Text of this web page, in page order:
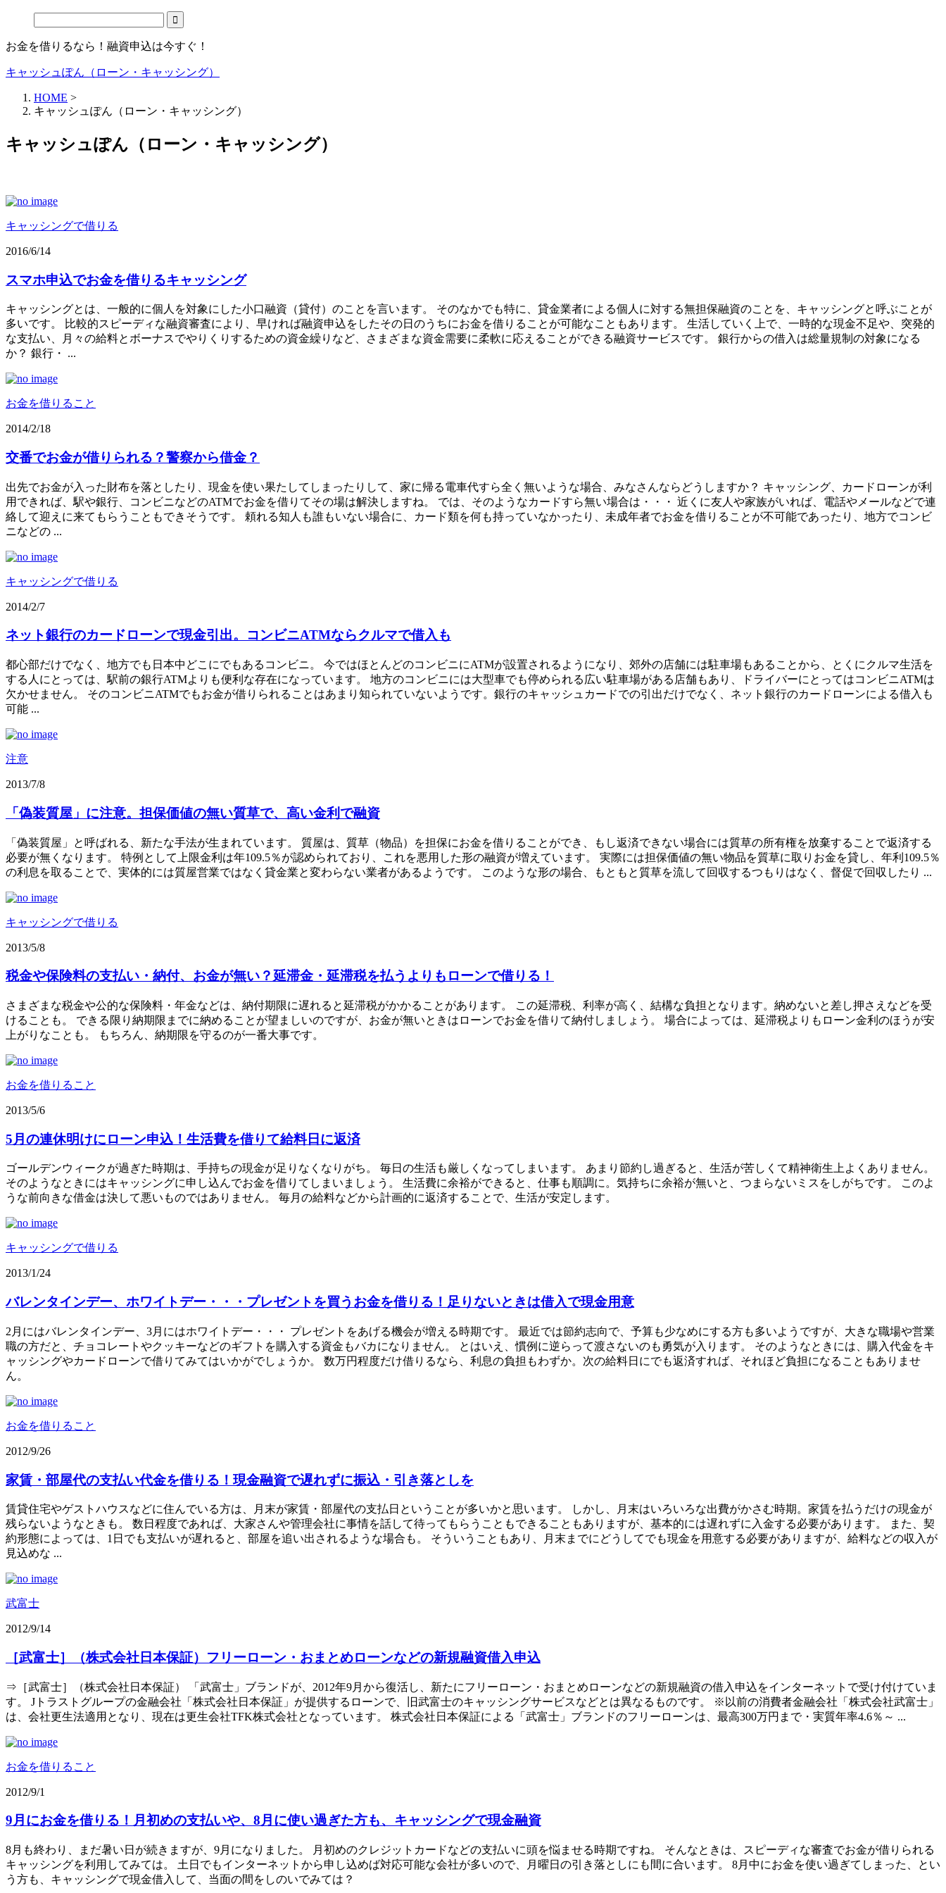
お金を借りるなら！融資申込は今すぐ！
キャッシュぽん（ローン・キャッシング）
HOME >
キャッシュぽん（ローン・キャッシング）
キャッシュぽん（ローン・キャッシング）
キャッシングで借りる
2016/6/14
スマホ申込でお金を借りるキャッシング
キャッシングとは、一般的に個人を対象にした小口融資（貸付）のことを言います。 そのなかでも特に、貸金業者による個人に対する無担保融資のことを、キャッシングと呼ぶことが
多いです。 比較的スピーディな融資審査により、早ければ融資申込をしたその日のうちにお金を借りることが可能なこともあります。 生活していく上で、一時的な現金不足や、突発的
な支払い、月々の給料とボーナスでやりくりするための資金繰りなど、さまざまな資金需要に柔軟に応えることができる融資サービスです。 銀行からの借入は総量規制の対象になる
か？ 銀行・ ...
お金を借りること
2014/2/18
交番でお金が借りられる？警察から借金？
出先でお金が入った財布を落としたり、現金を使い果たしてしまったりして、家に帰る電車代すら全く無いような場合、みなさんならどうしますか？ キャッシング、カードローンが利
用できれば、駅や銀行、コンビニなどのATMでお金を借りてその場は解決しますね。 では、そのようなカードすら無い場合は・・・ 近くに友人や家族がいれば、電話やメールなどで連
絡して迎えに来てもらうこともできそうです。 頼れる知人も誰もいない場合に、カード類を何も持っていなかったり、未成年者でお金を借りることが不可能であったり、地方でコンビ
ニなどの ...
キャッシングで借りる
2014/2/7
ネット銀行のカードローンで現金引出。コンビニATMならクルマで借入も
都心部だけでなく、地方でも日本中どこにでもあるコンビニ。 今ではほとんどのコンビニにATMが設置されるようになり、郊外の店舗には駐車場もあることから、とくにクルマ生活を
する人にとっては、駅前の銀行ATMよりも便利な存在になっています。 地方のコンビニには大型車でも停められる広い駐車場がある店舗もあり、ドライバーにとってはコンビニATMは
欠かせません。 そのコンビニATMでもお金が借りられることはあまり知られていないようです。銀行のキャッシュカードでの引出だけでなく、ネット銀行のカードローンによる借入も
可能 ...
注意
2013/7/8
「偽装質屋」に注意。担保価値の無い質草で、高い金利で融資
「偽装質屋」と呼ばれる、新たな手法が生まれています。 質屋は、質草（物品）を担保にお金を借りることができ、もし返済できない場合には質草の所有権を放棄することで返済する
必要が無くなります。 特例として上限金利は年109.5％が認められており、これを悪用した形の融資が増えています。 実際には担保価値の無い物品を質草に取りお金を貸し、年利109.5％
の利息を取ることで、実体的には質屋営業ではなく貸金業と変わらない業者があるようです。 このような形の場合、もともと質草を流して回収するつもりはなく、督促で回収したり ...
キャッシングで借りる
2013/5/8
税金や保険料の支払い・納付、お金が無い？延滞金・延滞税を払うよりもローンで借りる！
さまざまな税金や公的な保険料・年金などは、納付期限に遅れると延滞税がかかることがあります。 この延滞税、利率が高く、結構な負担となります。納めないと差し押さえなどを受
けることも。 できる限り納期限までに納めることが望ましいのですが、お金が無いときはローンでお金を借りて納付しましょう。 場合によっては、延滞税よりもローン金利のほうが安
上がりなことも。 もちろん、納期限を守るのが一番大事です。
お金を借りること
2013/5/6
5月の連休明けにローン申込！生活費を借りて給料日に返済
ゴールデンウィークが過ぎた時期は、手持ちの現金が足りなくなりがち。 毎日の生活も厳しくなってしまいます。 あまり節約し過ぎると、生活が苦しくて精神衛生上よくありません。
そのようなときにはキャッシングに申し込んでお金を借りてしまいましょう。 生活費に余裕ができると、仕事も順調に。気持ちに余裕が無いと、つまらないミスをしがちです。 このよ
うな前向きな借金は決して悪いものではありません。 毎月の給料などから計画的に返済することで、生活が安定します。
キャッシングで借りる
2013/1/24
バレンタインデー、ホワイトデー・・・プレゼントを買うお金を借りる！足りないときは借入で現金用意
2月にはバレンタインデー、3月にはホワイトデー・・・ プレゼントをあげる機会が増える時期です。 最近では節約志向で、予算も少なめにする方も多いようですが、大きな職場や営業
職の方だと、チョコレートやクッキーなどのギフトを購入する資金もバカになりません。 とはいえ、慣例に逆らって渡さないのも勇気が入ります。 そのようなときには、購入代金をキ
ャッシングやカードローンで借りてみてはいかがでしょうか。 数万円程度だけ借りるなら、利息の負担もわずか。次の給料日にでも返済すれば、それほど負担になることもありませ
ん。
お金を借りること
2012/9/26
家賃・部屋代の支払い代金を借りる！現金融資で遅れずに振込・引き落としを
賃貸住宅やゲストハウスなどに住んでいる方は、月末が家賃・部屋代の支払日ということが多いかと思います。 しかし、月末はいろいろな出費がかさむ時期。家賃を払うだけの現金が
残らないようなときも。 数日程度であれば、大家さんや管理会社に事情を話して待ってもらうこともできることもありますが、基本的には遅れずに入金する必要があります。 また、契
約形態によっては、1日でも支払いが遅れると、部屋を追い出されるような場合も。 そういうこともあり、月末までにどうしてでも現金を用意する必要がありますが、給料などの収入が
見込めな ...
武富士
2012/9/14
［武富士］（株式会社日本保証）フリーローン・おまとめローンなどの新規融資借入申込
⇒［武富士］（株式会社日本保証） 「武富士」ブランドが、2012年9月から復活し、新たにフリーローン・おまとめローンなどの新規融資の借入申込をインターネットで受け付けていま
す。 Jトラストグループの金融会社「株式会社日本保証」が提供するローンで、旧武富士のキャッシングサービスなどとは異なるものです。 ※以前の消費者金融会社「株式会社武富士」
は、会社更生法適用となり、現在は更生会社TFK株式会社となっています。 株式会社日本保証による「武富士」ブランドのフリーローンは、最高300万円まで・実質年率4.6％～ ...
お金を借りること
2012/9/1
9月にお金を借りる！月初めの支払いや、8月に使い過ぎた方も、キャッシングで現金融資
8月も終わり、まだ暑い日が続きますが、9月になりました。 月初めのクレジットカードなどの支払いに頭を悩ませる時期ですね。 そんなときは、スピーディな審査でお金が借りられる
キャッシングを利用してみては。 土日でもインターネットから申し込めば対応可能な会社が多いので、月曜日の引き落としにも間に合います。 8月中にお金を使い過ぎてしまった、とい
う方も、キャッシングで現金借入して、当面の間をしのいでみては？